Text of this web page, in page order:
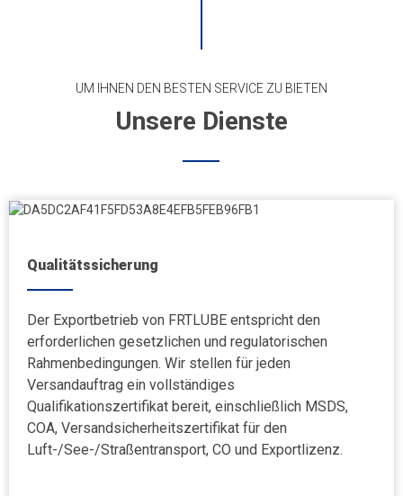
UM IHNEN DEN BESTEN SERVICE ZU BIETEN
Unsere Dienste
Qualitätssicherung
Der Exportbetrieb von FRTLUBE entspricht den
erforderlichen gesetzlichen und regulatorischen
Rahmenbedingungen. Wir stellen für jeden
Versandauftrag ein vollständiges
Qualifikationszertifikat bereit, einschließlich MSDS,
COA, Versandsicherheitszertifikat für den
Luft-/See-/Straßentransport, CO und Exportlizenz.